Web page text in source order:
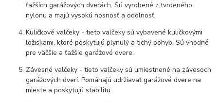
ťažších garážových dverách. Sú vyrobené z tvrdeného
nylonu a majú vysokú nosnosť a odolnosť.
Kuličkové valčeky - tieto valčeky sú vybavené kuličkovými
ložiskami, ktoré poskytujú plynulý a tichý pohyb. Sú vhodné
pre väčšie a ťažšie garážové dvere.
Závesné valčeky - tieto valčeky sú umiestnené na závesoch
garážových dverí. Pomáhajú udržiavať garážové dvere na
mieste a poskytujú stabilitu.